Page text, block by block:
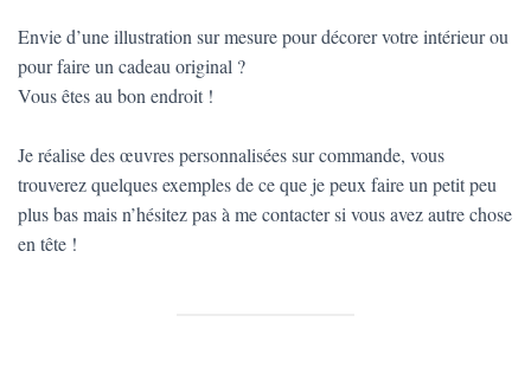
Envie d’une illustration sur mesure pour décorer votre intérieur ou
pour faire un cadeau original ?
Vous êtes au bon endroit !
Je réalise des œuvres personnalisées sur commande, vous
trouverez quelques exemples de ce que je peux faire un petit peu
plus bas mais n’hésitez pas à me contacter si vous avez autre chose
en tête !